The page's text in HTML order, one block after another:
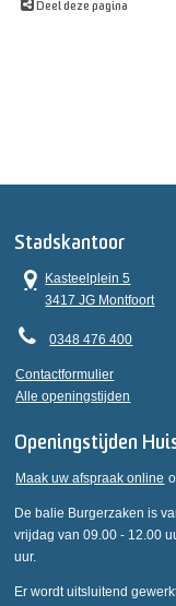
Deel deze pagina
Stadskantoor
Kasteelplein 5
3417 JG Montfoort
0348 476 400
Contactformulier
Alle openingstijden
Openingstijden
Maak uw afspraak online
De balie Burgerzaken is
vrijdag van 09.00 - 12.00
uur.
Er wordt uitsluitend